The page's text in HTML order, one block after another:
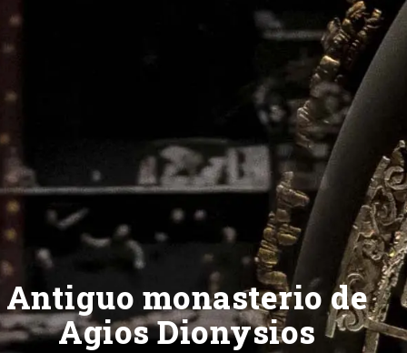
Antiguo monasterio de
Agios Dionysios